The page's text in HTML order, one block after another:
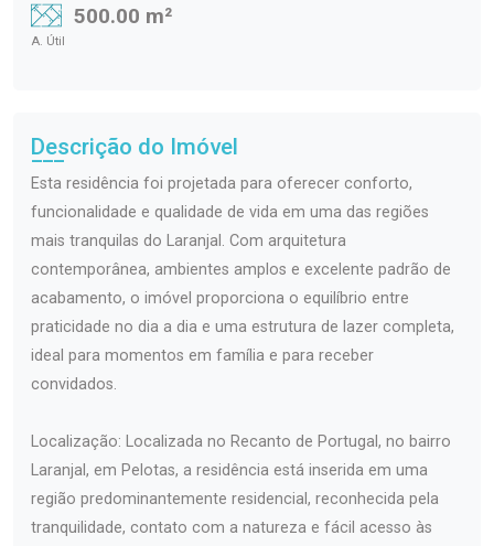
500.00 m²
A. Útil
Descrição do Imóvel
Esta residência foi projetada para oferecer conforto,
funcionalidade e qualidade de vida em uma das regiões
mais tranquilas do Laranjal. Com arquitetura
contemporânea, ambientes amplos e excelente padrão de
acabamento, o imóvel proporciona o equilíbrio entre
praticidade no dia a dia e uma estrutura de lazer completa,
ideal para momentos em família e para receber
convidados.
Localização: Localizada no Recanto de Portugal, no bairro
Laranjal, em Pelotas, a residência está inserida em uma
região predominantemente residencial, reconhecida pela
tranquilidade, contato com a natureza e fácil acesso às